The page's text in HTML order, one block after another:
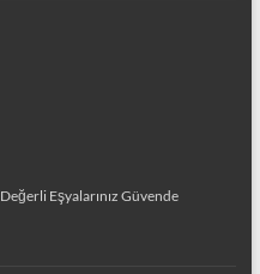
Eşyalarınız Güvende